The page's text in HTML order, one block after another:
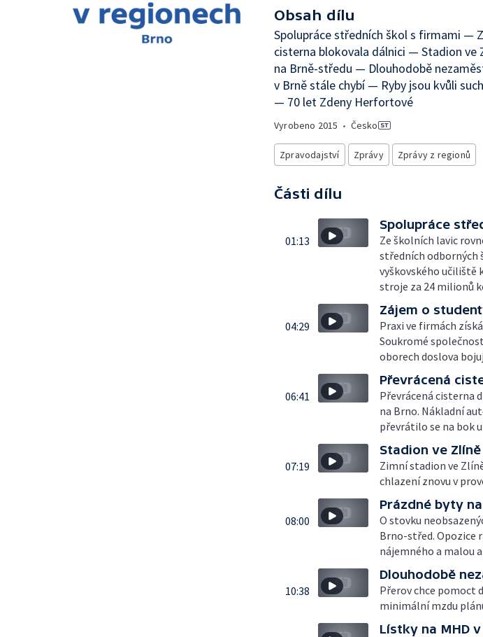
Obsah dílu
Spolupráce středních škol s firmami —
cisterna blokovala dálnici — Stadion
na Brně-středu — Dlouhodobě
v Brně stále chybí — Ryby jsou kvůli
— 70 let Zdeny Herfortové
Vyrobeno 2015 • Česko
Zpravodajství Zprávy Zprávy z regionů
Části dílu
01:13
Spolupráce
Ze školních lavic
středních odborných
vyškovského učiliště
stroje za 24 milionů
04:29
Zájem o
Praxi ve firmách
Soukromé
oborech doslova
06:41
Převrácená
Převrácená cisterna
na Brno. Nákladní
převrátilo se na bok
07:19
Stadion ve
Zimní stadion ve
chlazení znovu v
08:00
Prázdné byty
O stovku
Brno-střed. Opozice
nájemného a malou
10:38
Dlouhodobě
Přerov chce pomoct
minimální mzdu
Lístky na MHD